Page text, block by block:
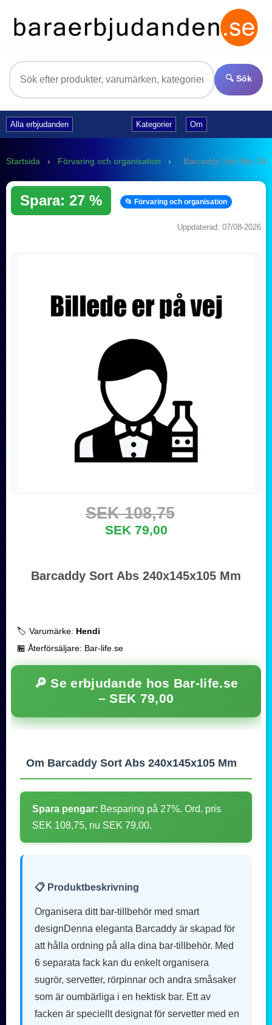
🔍 Sök
Alla erbjudanden Kategorier Om
Startsida › Förvaring och organisation › Barcaddy Sort Abs
Spara: 27 % 📂 Förvaring och organisation
Uppdaterad: 07/08-2026
SEK 108,75
SEK 79,00
Barcaddy Sort Abs 240x145x105 Mm
🏷️ Varumärke: Hendi
🏪 Återförsäljare: Bar-life.se
🔎 Se erbjudande hos Bar-life.se
–SEK 79,00
Om Barcaddy Sort Abs 240x145x105 Mm
Spara pengar: Besparing på 27%. Ord. pris
SEK 108,75, nu SEK 79,00.
📋 Produktbeskrivning
Organisera ditt bar-tillbehör med smart
designDenna eleganta Barcaddy är skapad för
att hålla ordning på alla dina bar-tillbehör. Med
6 separata fack kan du enkelt organisera
sugrör, servetter, rörpinnar och andra småsaker
som är oumbärliga i en hektisk bar. Ett av
facken är speciellt designat för servetter med en